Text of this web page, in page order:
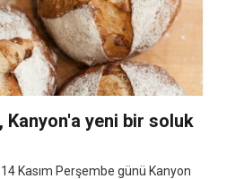
Kanyon'a yeni bir soluk
Kasım Perşembe günü Kanyon